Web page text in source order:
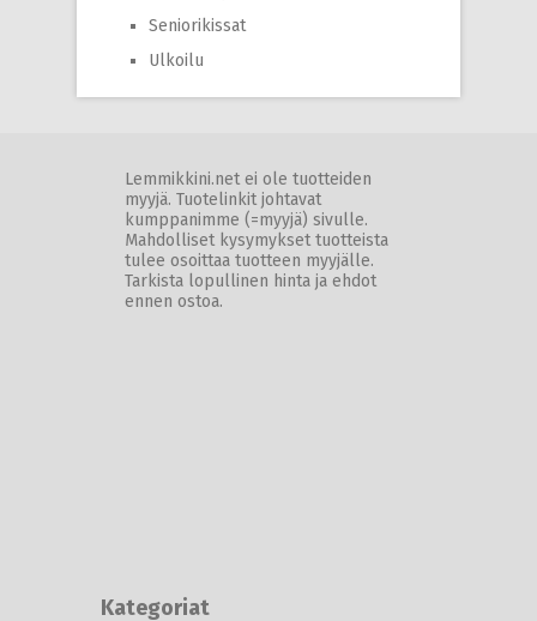
Seniorikissat
Ulkoilu
Lemmikkini.net ei ole tuotteiden
myyjä. Tuotelinkit johtavat
kumppanimme (=myyjä) sivulle.
Mahdolliset kysymykset tuotteista
tulee osoittaa tuotteen myyjälle.
Tarkista lopullinen hinta ja ehdot
ennen ostoa.
Kategoriat